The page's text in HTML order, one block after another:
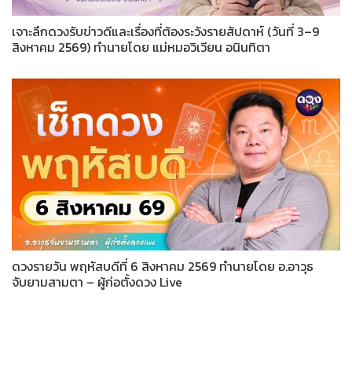
เจาะลึกดวงรับข่าวดีและเรื่องที่ต้องระวังรายสัปดาห์ (วันที่ 3–9
สิงหาคม 2569) ทำนายโดย แม่หมอวิเวียน อนินทิตา
ดวงรายวัน พฤหัสบดีที่ 6 สิงหาคม 2569 ทำนายโดย อ.อาวุธ
จับยามสามตา – ผู้ก่อตั้งดวง Live